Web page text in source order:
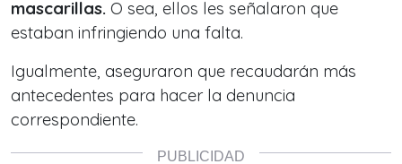
mascarillas. O sea, ellos les señalaron que
estaban infringiendo una falta.
Igualmente, aseguraron que recaudarán más
antecedentes para hacer la denuncia
correspondiente.